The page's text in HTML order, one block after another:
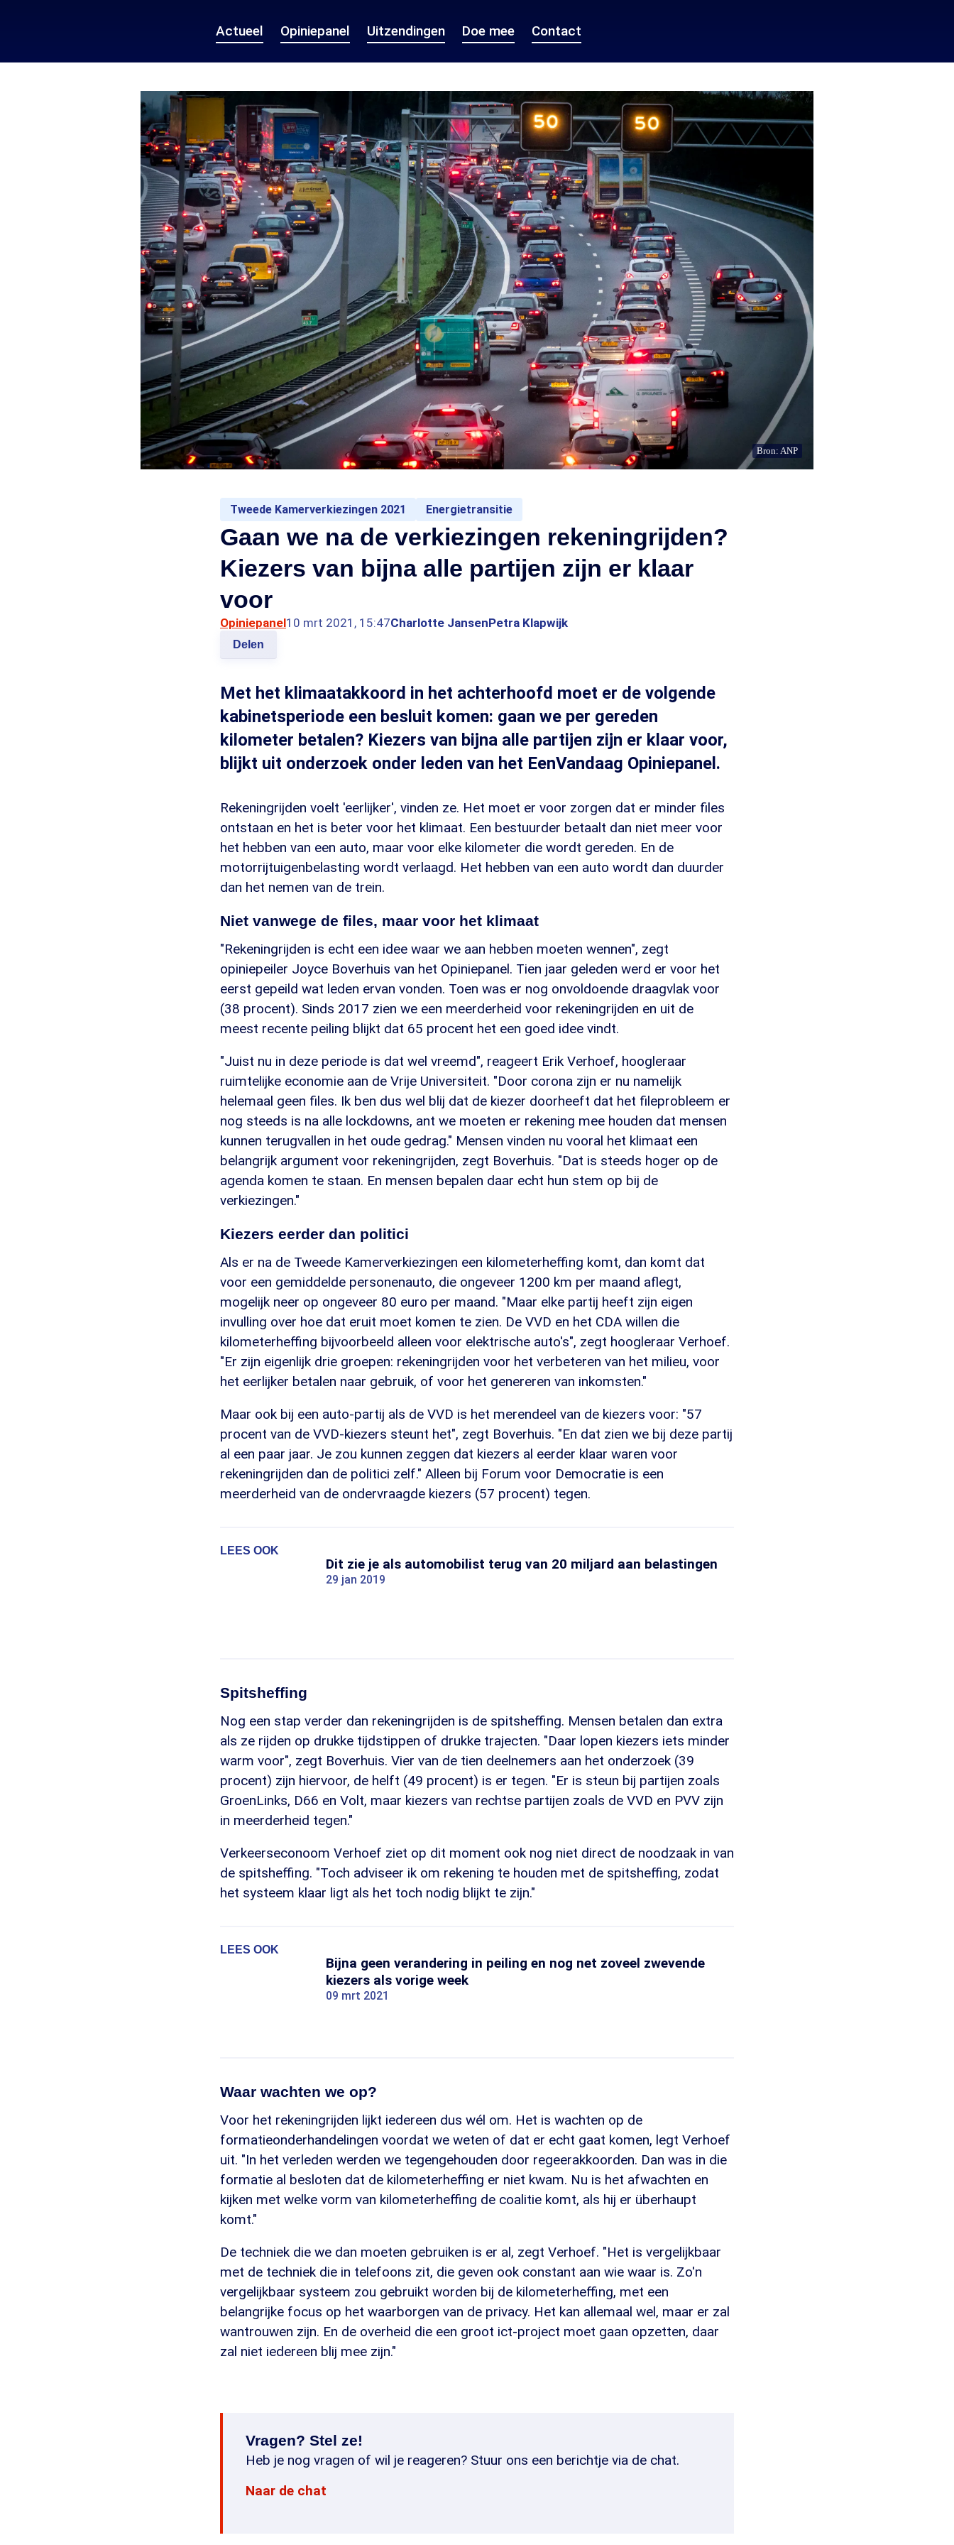
Actueel Opiniepanel Uitzendingen Doe mee Contact
Bron: ANP
Tweede Kamerverkiezingen 2021 Energietransitie
Gaan we na de verkiezingen rekeningrijden?
Kiezers van bijna alle partijen zijn er klaar
voor
Opiniepanel10 mrt 2021, 15:47Charlotte JansenPetra Klapwijk
Delen
Met het klimaatakkoord in het achterhoofd moet er de volgende
kabinetsperiode een besluit komen: gaan we per gereden
kilometer betalen? Kiezers van bijna alle partijen zijn er klaar voor,
blijkt uit onderzoek onder leden van het EenVandaag Opiniepanel.
Rekeningrijden voelt 'eerlijker', vinden ze. Het moet er voor zorgen dat er minder files
ontstaan en het is beter voor het klimaat. Een bestuurder betaalt dan niet meer voor
het hebben van een auto, maar voor elke kilometer die wordt gereden. En de
motorrijtuigenbelasting wordt verlaagd. Het hebben van een auto wordt dan duurder
dan het nemen van de trein.
Niet vanwege de files, maar voor het klimaat
"Rekeningrijden is echt een idee waar we aan hebben moeten wennen", zegt
opiniepeiler Joyce Boverhuis van het Opiniepanel. Tien jaar geleden werd er voor het
eerst gepeild wat leden ervan vonden. Toen was er nog onvoldoende draagvlak voor
(38 procent). Sinds 2017 zien we een meerderheid voor rekeningrijden en uit de
meest recente peiling blijkt dat 65 procent het een goed idee vindt.
"Juist nu in deze periode is dat wel vreemd", reageert Erik Verhoef, hoogleraar
ruimtelijke economie aan de Vrije Universiteit. "Door corona zijn er nu namelijk
helemaal geen files. Ik ben dus wel blij dat de kiezer doorheeft dat het fileprobleem er
nog steeds is na alle lockdowns, ant we moeten er rekening mee houden dat mensen
kunnen terugvallen in het oude gedrag." Mensen vinden nu vooral het klimaat een
belangrijk argument voor rekeningrijden, zegt Boverhuis. "Dat is steeds hoger op de
agenda komen te staan. En mensen bepalen daar echt hun stem op bij de
verkiezingen."
Kiezers eerder dan politici
Als er na de Tweede Kamerverkiezingen een kilometerheffing komt, dan komt dat
voor een gemiddelde personenauto, die ongeveer 1200 km per maand aflegt,
mogelijk neer op ongeveer 80 euro per maand. "Maar elke partij heeft zijn eigen
invulling over hoe dat eruit moet komen te zien. De VVD en het CDA willen die
kilometerheffing bijvoorbeeld alleen voor elektrische auto's", zegt hoogleraar Verhoef.
"Er zijn eigenlijk drie groepen: rekeningrijden voor het verbeteren van het milieu, voor
het eerlijker betalen naar gebruik, of voor het genereren van inkomsten."
Maar ook bij een auto-partij als de VVD is het merendeel van de kiezers voor: "57
procent van de VVD-kiezers steunt het", zegt Boverhuis. "En dat zien we bij deze partij
al een paar jaar. Je zou kunnen zeggen dat kiezers al eerder klaar waren voor
rekeningrijden dan de politici zelf." Alleen bij Forum voor Democratie is een
meerderheid van de ondervraagde kiezers (57 procent) tegen.
LEES OOK
Dit zie je als automobilist terug van 20 miljard aan belastingen
29 jan 2019
Spitsheffing
Nog een stap verder dan rekeningrijden is de spitsheffing. Mensen betalen dan extra
als ze rijden op drukke tijdstippen of drukke trajecten. "Daar lopen kiezers iets minder
warm voor", zegt Boverhuis. Vier van de tien deelnemers aan het onderzoek (39
procent) zijn hiervoor, de helft (49 procent) is er tegen. "Er is steun bij partijen zoals
GroenLinks, D66 en Volt, maar kiezers van rechtse partijen zoals de VVD en PVV zijn
in meerderheid tegen."
Verkeerseconoom Verhoef ziet op dit moment ook nog niet direct de noodzaak in van
de spitsheffing. "Toch adviseer ik om rekening te houden met de spitsheffing, zodat
het systeem klaar ligt als het toch nodig blijkt te zijn."
LEES OOK
Bijna geen verandering in peiling en nog net zoveel zwevende
kiezers als vorige week
09 mrt 2021
Waar wachten we op?
Voor het rekeningrijden lijkt iedereen dus wél om. Het is wachten op de
formatieonderhandelingen voordat we weten of dat er echt gaat komen, legt Verhoef
uit. "In het verleden werden we tegengehouden door regeerakkoorden. Dan was in die
formatie al besloten dat de kilometerheffing er niet kwam. Nu is het afwachten en
kijken met welke vorm van kilometerheffing de coalitie komt, als hij er überhaupt
komt."
De techniek die we dan moeten gebruiken is er al, zegt Verhoef. "Het is vergelijkbaar
met de techniek die in telefoons zit, die geven ook constant aan wie waar is. Zo'n
vergelijkbaar systeem zou gebruikt worden bij de kilometerheffing, met een
belangrijke focus op het waarborgen van de privacy. Het kan allemaal wel, maar er zal
wantrouwen zijn. En de overheid die een groot ict-project moet gaan opzetten, daar
zal niet iedereen blij mee zijn."
Vragen? Stel ze!
Heb je nog vragen of wil je reageren? Stuur ons een berichtje via de chat.
Naar de chat